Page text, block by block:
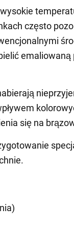
często
się na